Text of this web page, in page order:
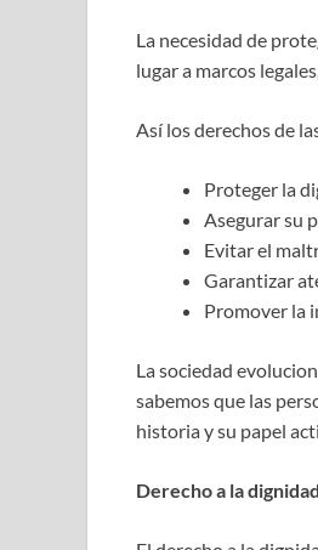
La necesidad de
lugar a marcos
Así los derechos de
Proteger la
Asegurar su
Evitar el
Garantizar
Promover la
La sociedad
sabemos que las
historia y su papel
Derecho a la